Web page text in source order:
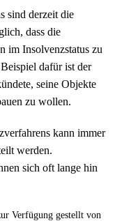
sind derzeit die
dass die
im Insolvenzstatus zu
dafür ist der
seine Objekte
zu wollen.
kann immer
werden.
sich oft lange hin
Verfügung gestellt von